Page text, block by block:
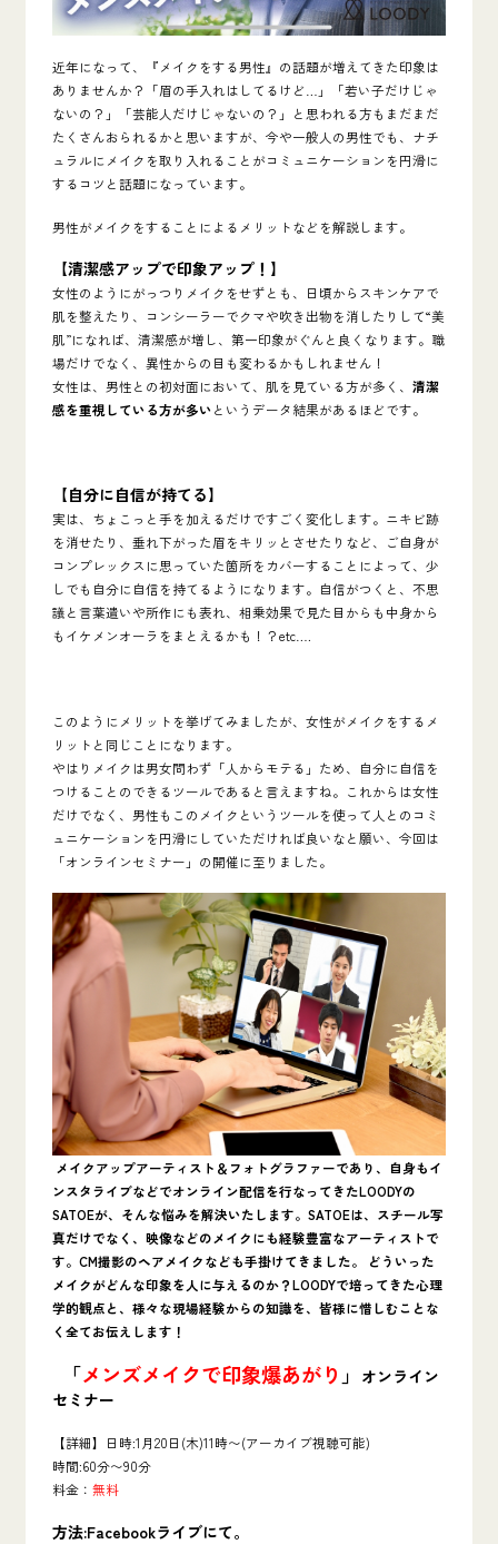
近年になって、『メイクをする男性』の話題が増えてきた印象は
ありませんか？「眉の手入れはしてるけど…」「若い子だけじゃ
ないの？」「芸能人だけじゃないの？」と思われる方もまだまだ
たくさんおられるかと思いますが、今や一般人の男性でも、ナチ
ュラルにメイクを取り入れることがコミュニケーションを円滑に
するコツと話題になっています。
男性がメイクをすることによるメリットなどを解説します。
【清潔感アップで印象アップ！】
女性のようにがっつりメイクをせずとも、日頃からスキンケアで
肌を整えたり、コンシーラーでクマや吹き出物を消したりして“美
肌”になれば、清潔感が増し、第一印象がぐんと良くなります。職
場だけでなく、異性からの目も変わるかもしれません！
女性は、男性との初対面において、肌を見ている方が多く、 清潔
感を重視している方が多いというデータ結果があるほどです。
【自分に自信が持てる】
実は、ちょこっと手を加えるだけですごく変化します。ニキビ跡
を消せたり、垂れ下がった眉をキリッとさせたりなど、ご自身が
コンプレックスに思っていた箇所をカバーすることによって、少
しでも自分に自信を持てるようになります。自信がつくと、不思
議と言葉遣いや所作にも表れ、相乗効果で見た目からも中身から
もイケメンオーラをまとえるかも！？etc….
このようにメリットを挙げてみましたが、女性がメイクをするメ
リットと同じことになります。
やはりメイクは男女問わず「人からモテる」ため、自分に自信を
つけることのできるツールであると言えますね。これからは女性
だけでなく、男性もこのメイクというツールを使って人とのコミ
ュニケーションを円滑にしていただければ良いなと願い、今回は
「オンラインセミナー」の開催に至りました。
メイクアップアーティスト＆フォトグラファーであり、自身もイ
ンスタライブなどでオンライン配信を行なってきたLOODYの
SATOEが、そんな悩みを解決いたします。SATOEは、スチール写
真だけでなく、映像などのメイクにも経験豊富なアーティストで
す。CM撮影のヘアメイクなども手掛けてきました。 どういった
メイクがどんな印象を人に与えるのか？LOODYで培ってきた心理
学的観点と、様々な現場経験からの知識を、皆様に惜しむことな
く全てお伝えします！
「メンズメイクで印象爆あがり 」 オンライン
セミナー
【詳細】日時:1月20日(木)11時〜(アーカイブ視聴可能)
時間:60分〜90分
料金： 無料
方法:Facebookライブにて。